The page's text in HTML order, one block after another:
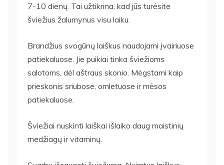
7-10 dienų. Tai užtikrina, kad jūs turėsite
šviežius žalumynus visu laiku.
Brandžius svogūnų laiškus naudojami įvairiuose
patiekaluose. Jie puikiai tinka šviežioms
salotoms, dėl aštraus skonio. Mėgstami kaip
prieskonis sriubose, omletuose ir mėsos
patiekaluose.
Šviežiai nuskinti laiškai išlaiko daug maistinių
medžiagų ir vitaminų.